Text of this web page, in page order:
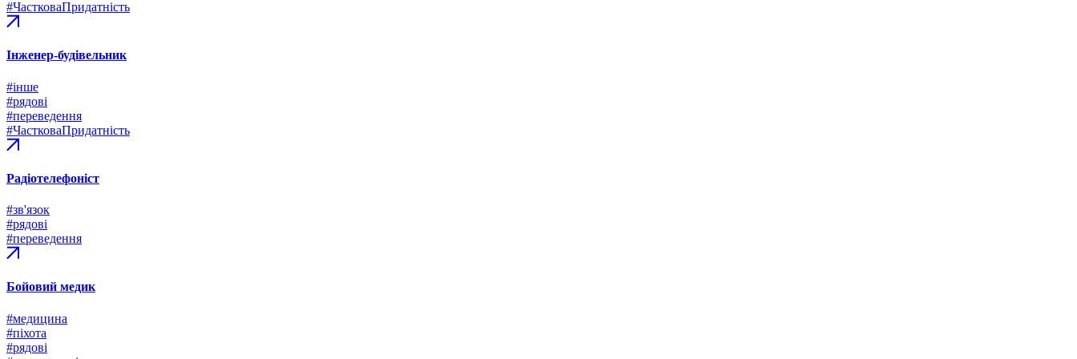
#ЧастковаПридатність
Інженер-будівельник
#інше
#рядові
#переведення
#ЧастковаПридатність
Радіотелефоніст
#зв'язок
#рядові
#переведення
Бойовий медик
#медицина
#піхота
#рядові